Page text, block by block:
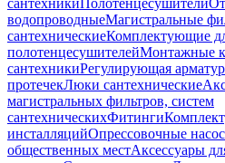
сантехникиПолотенцесушители
водопроводныеМагистральные
сантехническиеКомплектующие
полотенцесушителейМонтажные
сантехникиРегулирующая
протечекЛюки сантехнические
магистральных фильтров, систем
сантехническихФитинги
инсталляцийОпрессовочные
общественных местАксессуары